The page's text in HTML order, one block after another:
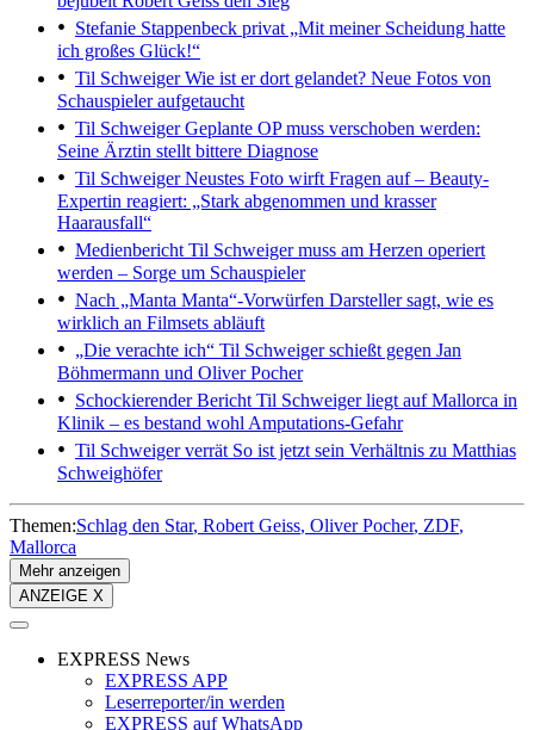
Stefanie Stappenbeck privat „Mit meiner Scheidung hatte
ich großes Glück!“
Til SchweigerWie ist er dort gelandet? Neue Fotos von
Schauspieler aufgetaucht
Til SchweigerGeplante OP muss verschoben werden:
Seine Ärztin stellt bittere Diagnose
Til SchweigerNeustes Foto wirft Fragen auf – Beauty-
Expertin reagiert: „Stark abgenommen und krasser
Haarausfall“
Medienbericht Til Schweiger muss am Herzen operiert
werden – Sorge um Schauspieler
Nach „Manta Manta“-Vorwürfen Darsteller sagt, wie es
wirklich an Filmsets abläuft
„Die verachte ich“ Til Schweiger schießt gegen Jan
Böhmermann und Oliver Pocher
Schockierender Bericht Til Schweiger liegt auf Mallorca in
Klinik – es bestand wohl Amputations-Gefahr
Til Schweiger verrät So ist jetzt sein Verhältnis zu Matthias
Schweighöfer
Themen:Schlag den Star Robert Geiss Oliver Pocher ZDF
Mallorca
Mehr anzeigen
ANZEIGE X
EXPRESS News
EXPRESS APP
Leserreporter/in werden
EXPRESS auf WhatsApp